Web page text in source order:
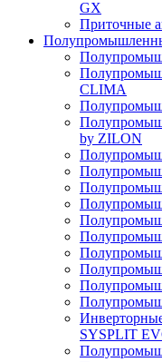
GX
Приточные
CLIMA
by ZILON
SYSPLIT